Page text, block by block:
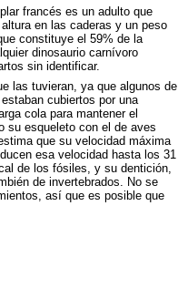
francés es un adulto que
en las caderas y un peso
constituye el 59% de la
dinosaurio carnívoro
sin identificar.
las tuvieran, ya que algunos de
cubiertos por una
cola para mantener el
su esqueleto con el de aves
que su velocidad máxima
esa velocidad hasta los 31
de los fósiles, y su dentición,
de invertebrados. No se
así que es posible que